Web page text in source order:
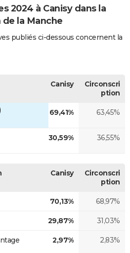
2024 à Canisy dans la
la Manche
publiés ci-dessous concernent la
Canisy
Circonscri
ption
69,41% 63,45%
30,59% 36,55%
Canisy
Circonscri
ption
70,13% 68,97%
29,87% 31,03%
2,97% 2,83%